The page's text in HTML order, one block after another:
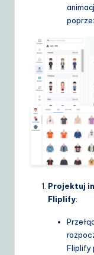
Projektuj
Fliplify:
Fliplify